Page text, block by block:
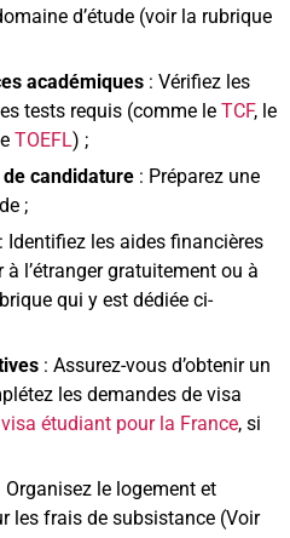
d’étude (voir la rubrique
académiques : Vérifiez les
tests requis (comme le TCF, le
TOEFL) ;
candidature : Préparez une
;
: Identifiez les aides financières
l’étranger gratuitement ou à
qui y est dédiée ci-
: Assurez-vous d’obtenir un
les demandes de visa
visa étudiant pour la France, si
Organisez le logement et
les frais de subsistance (Voir